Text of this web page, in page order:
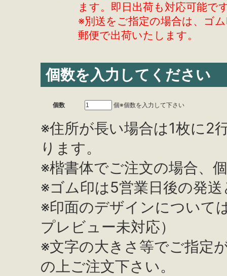
ます。即日出荷も対応可能で
※別送をご指定の場合は、ゴ
郵便で出荷いたします。
個数を入力してください
個数 個※個数を入力して下さい
※住所が長い場合は1枚に2
ります。
※楷書体でご注文の場合、
※ゴム印は5営業日後の発
※印面のデザインについて
プレビュー未対応）
※文字の大きさ等でご指定
の上ご注文下さい。